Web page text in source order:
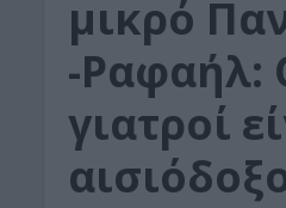
μικρό
-Ραφαήλ:
γιατροί